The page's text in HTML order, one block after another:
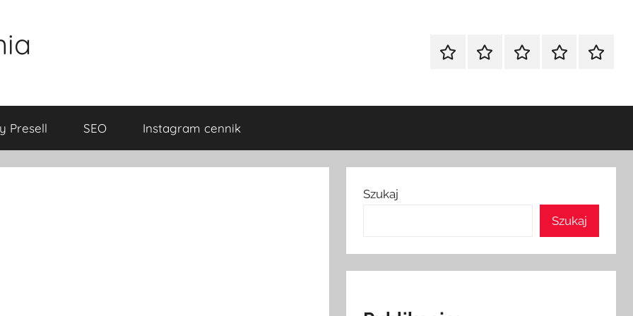
Strona
PolitykaWpisy
SEO
Presell SEO Instagram cennik
Szukaj
Szukaj